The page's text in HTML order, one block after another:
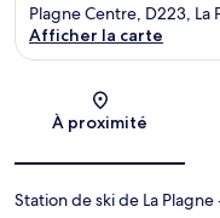
Plagne Centre, D223, La
Afficher la carte
À proximité
Station de ski de La Plagne